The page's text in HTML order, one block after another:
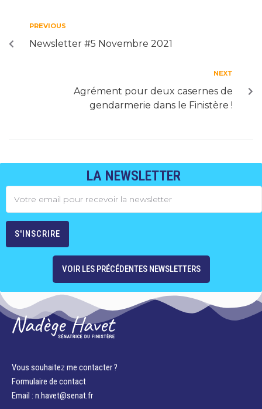
PREVIOUS
Newsletter #5 Novembre 2021
NEXT
Agrément pour deux casernes de
gendarmerie dans le Finistère !
LA NEWSLETTER
VOIR LES PRÉCÉDENTES NEWSLETTERS
Vous souhaitez me contacter ?
Formulaire de contact
Email : n.havet@senat.fr​